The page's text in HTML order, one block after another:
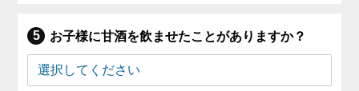
お子様に甘酒を飲ませたことがありますか？